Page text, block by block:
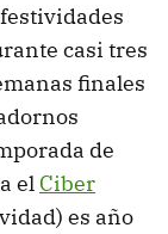
casi tres
finales
de
el Ciber
es año